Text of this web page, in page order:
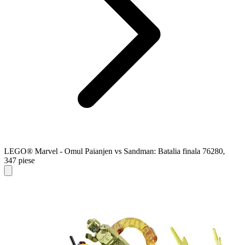
LEGO® Marvel - Omul Paianjen vs Sandman: Batalia finala 76280,
347 piese